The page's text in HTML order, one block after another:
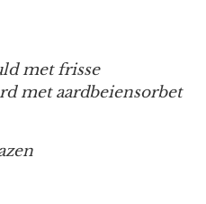
met frisse
met aardbeiensorbet